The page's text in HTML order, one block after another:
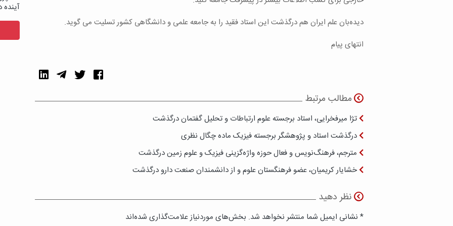
دیده‌بان علم ایران هم درگذشت این استاد فقید را به جامعه علمی و دانشگاهی کشور تسلیت می گوید.
انتهای پیام
مطالب مرتبط
تژا میرفخرایی، استاد برجسته علوم ارتباطات و تحلیل گفتمان درگذشت
درگذشت استاد و پژوهشگر برجسته فیزیک ماده چگال نظری
مترجم، فرهنگ‌نویس و فعال حوزه واژه‌گزینی فیزیک و علوم زمین درگذشت
خشایار کریمیان، عضو فرهنگستان علوم و از دانشمندان صنعت دارو درگذشت
نظر دهید
* نشانی ایمیل شما منتشر نخواهد شد. بخش‌های موردنیاز علامت‌گذاری شده‌اند
آینده